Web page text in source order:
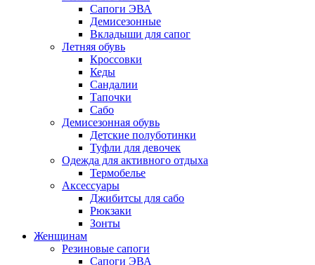
Сапоги ЭВА
Демисезонные
Вкладыши для сапог
Летняя обувь
Кроссовки
Кеды
Сандалии
Тапочки
Сабо
Демисезонная обувь
Детские полуботинки
Туфли для девочек
Одежда для активного отдыха
Термобелье
Аксессуары
Джибитсы для сабо
Рюкзаки
Зонты
Женщинам
Резиновые сапоги
Cапоги ЭВА